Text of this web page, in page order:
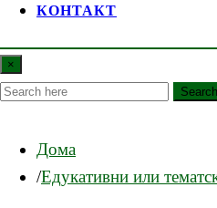
КОНТАКТ
×
Search
Дома
Едукативни или